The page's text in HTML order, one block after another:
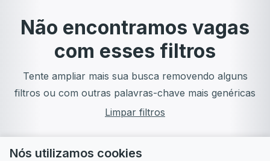
Não encontramos vagas
com esses filtros
Tente ampliar mais sua busca removendo alguns
filtros ou com outras palavras-chave mais genéricas
Limpar filtros
Nós utilizamos cookies